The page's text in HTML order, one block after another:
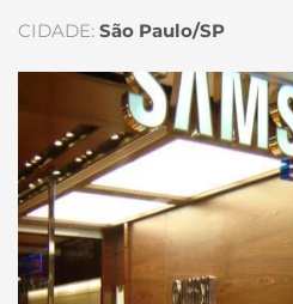
CIDADE: São Paulo/SP